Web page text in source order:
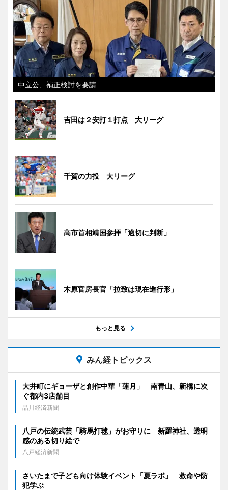
中立公、補正検討を要請
吉田は２安打１打点 大リーグ
千賀の力投 大リーグ
高市首相靖国参拝「適切に判断」
木原官房長官「拉致は現在進行形」
もっと見る
みん経トピックス
大井町にギョーザと創作中華「蓮月」 南青山、新橋に次
ぐ都内3店舗目
品川経済新聞
八戸の伝統武芸「騎馬打毬」がお守りに 新羅神社、透明
感のある切り絵で
八戸経済新聞
さいたまで子ども向け体験イベント「夏ラボ」 救命や防
犯学ぶ